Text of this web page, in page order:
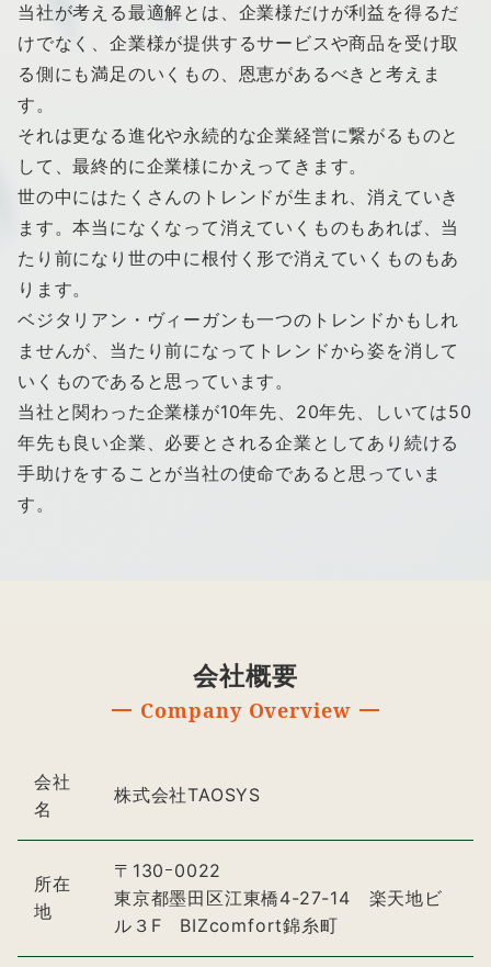
当社が考える最適解とは、企業様だけが利益を得るだ
けでなく、企業様が提供するサービスや商品を受け取
る側にも満足のいくもの、恩恵があるべきと考えま
す。
それは更なる進化や永続的な企業経営に繋がるものと
して、最終的に企業様にかえってきます。
世の中にはたくさんのトレンドが生まれ、消えていき
ます。本当になくなって消えていくものもあれば、当
たり前になり世の中に根付く形で消えていくものもあ
ります。
ベジタリアン・ヴィーガンも一つのトレンドかもしれ
ませんが、当たり前になってトレンドから姿を消して
いくものであると思っています。
当社と関わった企業様が10年先、20年先、しいては50
年先も良い企業、必要とされる企業としてあり続ける
手助けをすることが当社の使命であると思っていま
す。
会社概要
Company Overview
会社
名
株式会社TAOSYS
所在
地
〒130ｰ0022
東京都墨田区江東橋4-27-14 楽天地ビ
ル３F BIZcomfort錦糸町